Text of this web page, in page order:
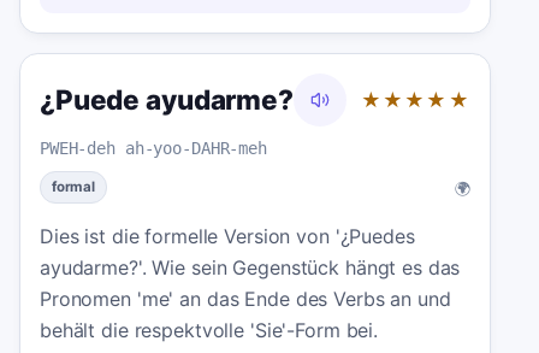
¿Puede ayudarme? ★★★★★
PWEH-deh ah-yoo-DAHR-meh
formal 🌍
Dies ist die formelle Version von '¿Puedes
ayudarme?'. Wie sein Gegenstück hängt es das
Pronomen 'me' an das Ende des Verbs an und
behält die respektvolle 'Sie'-Form bei.